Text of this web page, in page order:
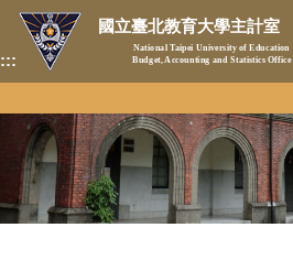
跳
主
內
容
區
:::
國立臺北教育大學主計室
National Taipei University of Education
Budget, Accounting and Statistics Office